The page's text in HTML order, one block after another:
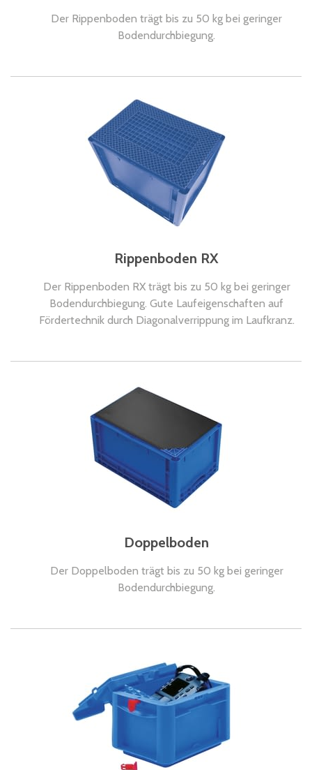
Der Rippenboden trägt bis zu 50 kg bei geringer
Bodendurchbiegung.
Rippenboden RX
Der Rippenboden RX trägt bis zu 50 kg bei geringer
Bodendurchbiegung. Gute Laufeigenschaften auf
Fördertechnik durch Diagonalverrippung im Laufkranz.
Doppelboden
Der Doppelboden trägt bis zu 50 kg bei geringer
Bodendurchbiegung.